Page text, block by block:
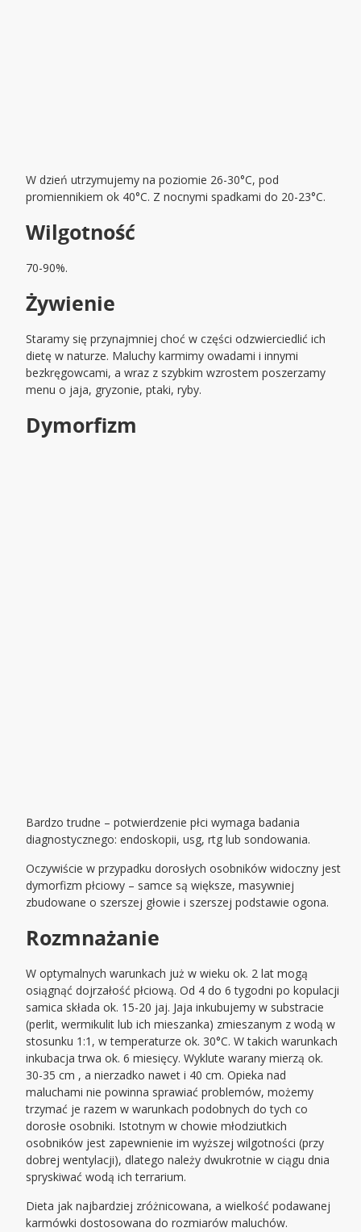
W dzień utrzymujemy na poziomie 26-30°C, pod
promiennikiem ok 40°C. Z nocnymi spadkami do 20-23°C.
Wilgotność
70-90%.
Żywienie
Staramy się przynajmniej choć w części odzwierciedlić ich
dietę w naturze. Maluchy karmimy owadami i innymi
bezkręgowcami, a wraz z szybkim wzrostem poszerzamy
menu o jaja, gryzonie, ptaki, ryby.
Dymorfizm
Bardzo trudne – potwierdzenie płci wymaga badania
diagnostycznego: endoskopii, usg, rtg lub sondowania.
Oczywiście w przypadku dorosłych osobników widoczny jest
dymorfizm płciowy – samce są większe, masywniej
zbudowane o szerszej głowie i szerszej podstawie ogona.
Rozmnażanie
W optymalnych warunkach już w wieku ok. 2 lat mogą
osiągnąć dojrzałość płciową. Od 4 do 6 tygodni po kopulacji
samica składa ok. 15-20 jaj. Jaja inkubujemy w substracie
(perlit, wermikulit lub ich mieszanka) zmieszanym z wodą w
stosunku 1:1, w temperaturze ok. 30°C. W takich warunkach
inkubacja trwa ok. 6 miesięcy. Wyklute warany mierzą ok.
30-35 cm , a nierzadko nawet i 40 cm. Opieka nad
maluchami nie powinna sprawiać problemów, możemy
trzymać je razem w warunkach podobnych do tych co
dorosłe osobniki. Istotnym w chowie młodziutkich
osobników jest zapewnienie im wyższej wilgotności (przy
dobrej wentylacji), dlatego należy dwukrotnie w ciągu dnia
spryskiwać wodą ich terrarium.
Dieta jak najbardziej zróżnicowana, a wielkość podawanej
karmówki dostosowana do rozmiarów maluchów.